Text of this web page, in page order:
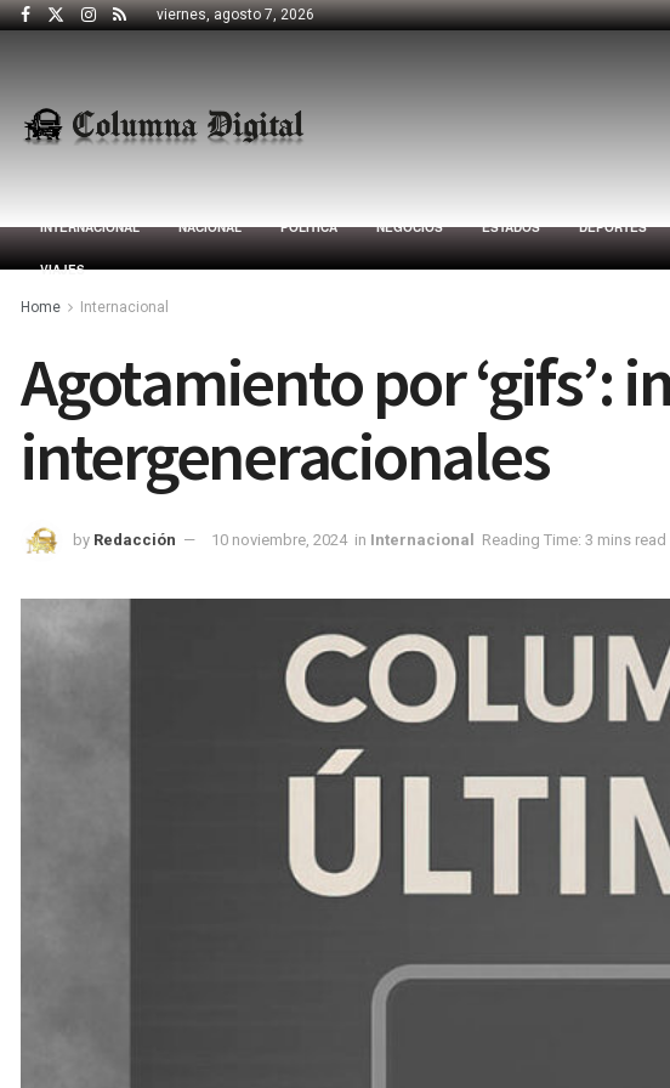
viernes, agosto 7, 2026
INTERNACIONAL NACIONAL POLÍTICA NEGOCIOS ESTADOS DEPORTES
VIAJES
Home Internacional
Agotamiento por ‘gifs’:
intergeneracionales
by Redacción 10 noviembre, 2024 in Internacional Reading Time: 3 mins read